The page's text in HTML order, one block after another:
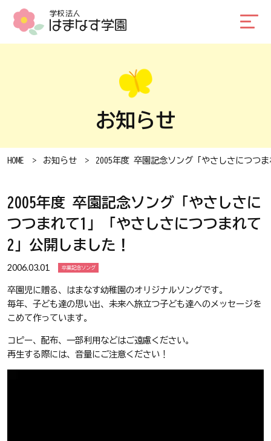
お知らせ
HOME お知らせ 2005年度 卒園記念ソング「やさしさにつつ
2005年度 卒園記念ソング「やさしさに
つつまれて1」「やさしさにつつまれて
2」公開しました！
2006.03.01 卒業記念ソング
卒園児に贈る、はまなす幼稚園のオリジナルソングです。
毎年、子ども達の思い出、未来へ旅立つ子ども達へのメッセージを
こめて作っています。
コピー、配布、一部利用などはご遠慮ください。
再生する際には、音量にご注意ください！